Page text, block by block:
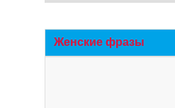
Женские фразы